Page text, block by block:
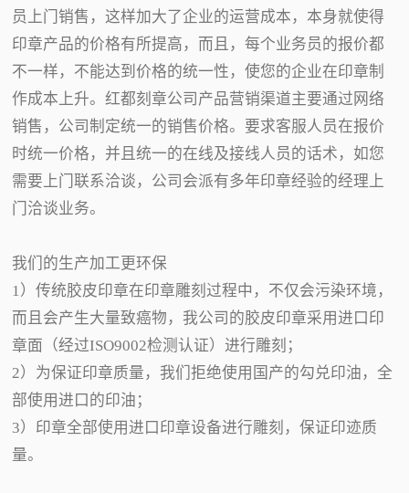
员上门销售，这样加大了企业的运营成本，本身就使得
印章产品的价格有所提高，而且，每个业务员的报价都
不一样，不能达到价格的统一性，使您的企业在印章制
作成本上升。红都刻章公司产品营销渠道主要通过网络
销售，公司制定统一的销售价格。要求客服人员在报价
时统一价格，并且统一的在线及接线人员的话术，如您
需要上门联系洽谈，公司会派有多年印章经验的经理上
门洽谈业务。
我们的生产加工更环保
1）传统胶皮印章在印章雕刻过程中，不仅会污染环境，
而且会产生大量致癌物，我公司的胶皮印章采用进口印
章面（经过ISO9002检测认证）进行雕刻；
2）为保证印章质量，我们拒绝使用国产的勾兑印油，全
部使用进口的印油；
3）印章全部使用进口印章设备进行雕刻，保证印迹质
量。